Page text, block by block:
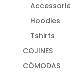
Hoodies
Tshirts
COJINES
CÓMODAS